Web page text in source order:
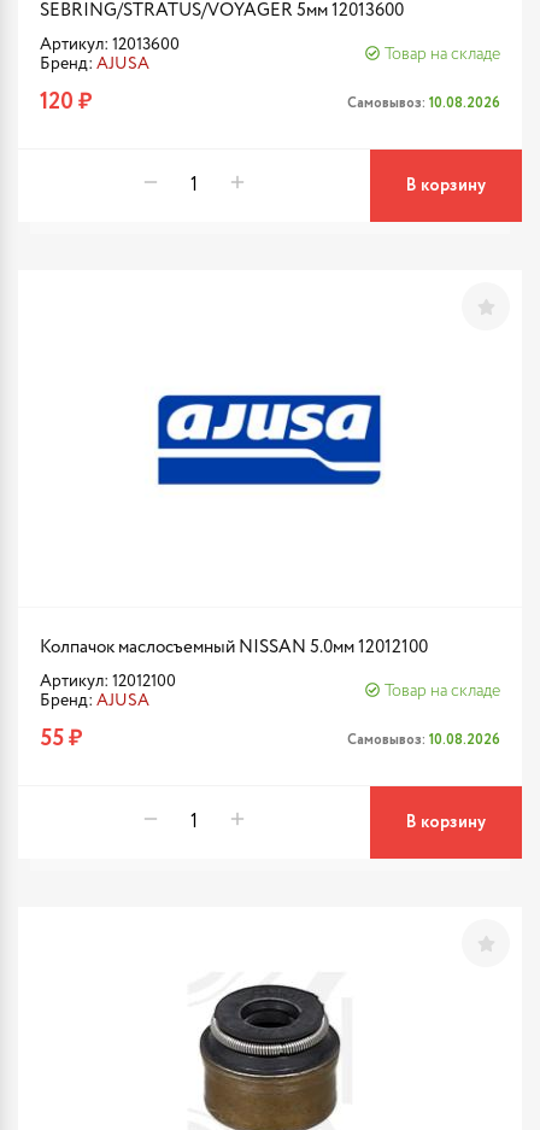
SEBRING/STRATUS/VOYAGER 5мм 12013600
Артикул: 12013600
Бренд: AJUSA
Товар на складе
120 ₽ Самовывоз: 10.08.2026
В корзину
Колпачок маслосъемный NISSAN 5.0мм 12012100
Артикул: 12012100
Бренд: AJUSA
Товар на складе
55 ₽ Самовывоз: 10.08.2026
В корзину